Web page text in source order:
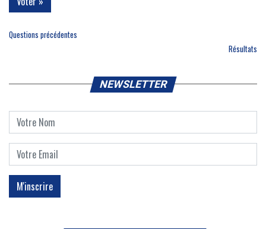
Questions précédentes
Résultats
NEWSLETTER